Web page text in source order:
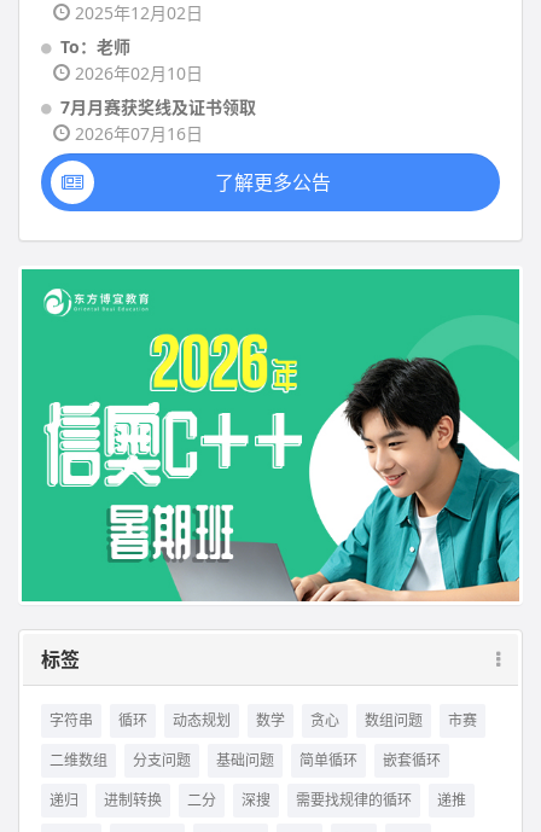
2025年12月02日
To：老师
2026年02月10日
7月月赛获奖线及证书领取
2026年07月16日
了解更多公告
标签
字符串 循环 动态规划 数学 贪心 数组问题
市赛
二维数组
分支问题 基础问题 简单循环
嵌套循环
递归
进制转换 二分 深搜 需要找规律的循环
递推